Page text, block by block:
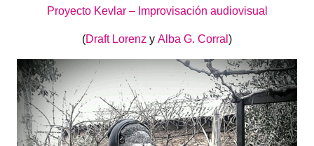
Proyecto Kevlar – Improvisación audiovisual
(Draft Lorenz y Alba G. Corral )